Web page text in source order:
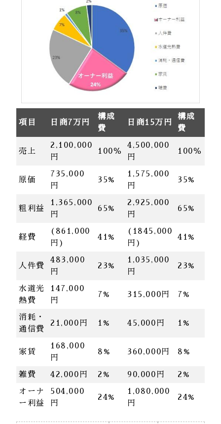
項目 日商7万円
構成
費
日商15万円
構成
費
売上
2,100,000
円
100％
4,500,000
円
100％
原価
735,000
円
35%
1,575,000
円
35%
粗利益
1,365,000
円
65%
2,925,000
円
65%
経費
(861,000
円)
41%
(1845,000
円)
41%
人件費
483,000
円
23%
1,035,000
円
23%
水道光
熱費
147,000
円
7% 315,000円 7%
消耗・
通信費
21,000円 1% 45,000円 1%
家賃
168,000
円
8% 360,000円 8%
雑費 42,000円 2% 90,000円 2%
オーナ
ー利益
504,000
円
24%
1,080,000
円
24%